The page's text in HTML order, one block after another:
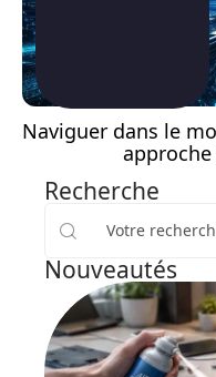
Naviguer dans le
Recherche
Nouveautés